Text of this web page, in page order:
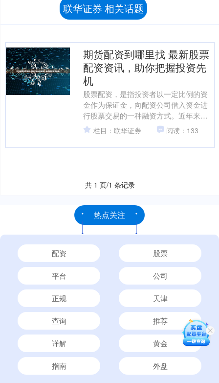
联华证券 相关话题
期货配资到哪里找 最新股票
配资资讯，助你把握投资先
机
股票配资，是指投资者以一定比例的资
金作为保证金，向配资公司借入资金进
行股票交易的一种融资方式。近年来，
股票配资市场蓬勃发展，为投资者提供
了更多的投资机会。 **....
栏目：联华证券 阅读：133
共 1 页/1 条记录
热点关注
配资 股票
平台 公司
正规 天津
查询 推荐
详解 黄金
指南 外盘